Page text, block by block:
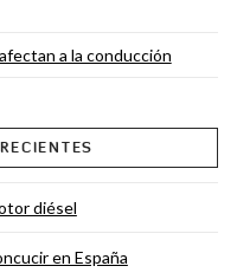
a la conducción
diésel
en España